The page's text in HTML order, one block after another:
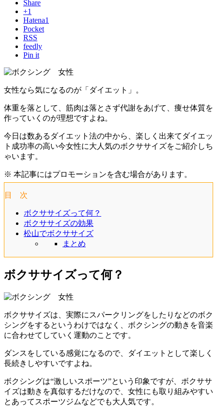
Share
+1
Hatena1
Pocket
RSS
feedly
Pin it
女性なら気になるのが「ダイエット」。
体重を落として、筋肉は落とさず代謝をあげて、痩せ体質を
作っていくのが理想ですよね。
今日は数あるダイエット法の中から、楽しく出来てダイエッ
ト成功率の高い今女性に大人気のボクササイズをご紹介しち
ゃいます。
※ 本記事にはプロモーションを含む場合があります。
目 次
ボクササイズって何？
ボクササイズの効果
松山でボクササイズ
まとめ
ボクササイズって何？
ボクササイズは、実際にスパークリングをしたりなどのボク
シングをするというわけではなく、ボクシングの動きを音楽
に合わせてしていく運動のことです。
ダンスをしている感覚になるので、ダイエットとして楽しく
長続きしやすいですよね。
ボクシングは“激しいスポーツ”という印象ですが、ボクササ
イズは動きを真似するだけなので、女性にも取り組みやすい
とあってスポーツジムなどでも大人気です。